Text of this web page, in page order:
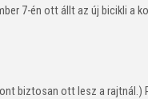
7-én ott állt az új bicikli a
biztosan ott lesz a rajtnál.)